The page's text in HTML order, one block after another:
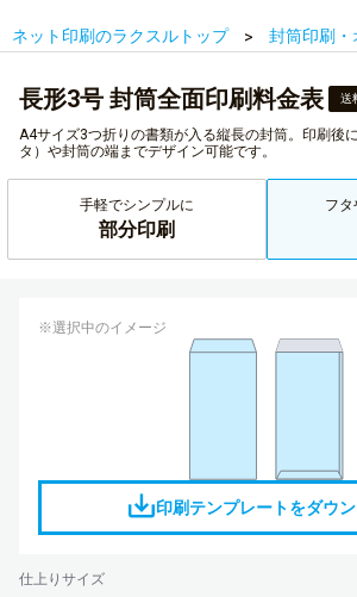
ネット印刷のラクスルトップ 封筒印刷・
長形3号 封筒全面印刷料金表 送
A4サイズ3つ折りの書類が入る縦長の封筒。印刷後
タ）や封筒の端までデザイン可能です。
手軽でシンプルに
部分印刷
フタ
※選択中のイメージ
印刷テンプレートをダウ
仕上りサイズ